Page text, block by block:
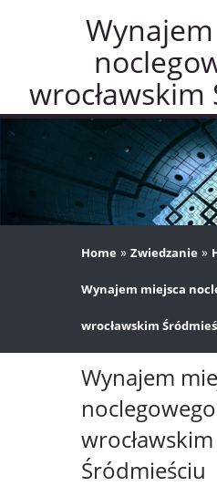
Home » Zwiedzanie »
Wynajem miejsca
wrocławskim
Wynajem
wrocławskim
Śródmieściu